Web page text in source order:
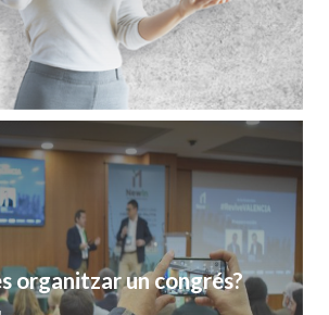
organitzar un congrés?